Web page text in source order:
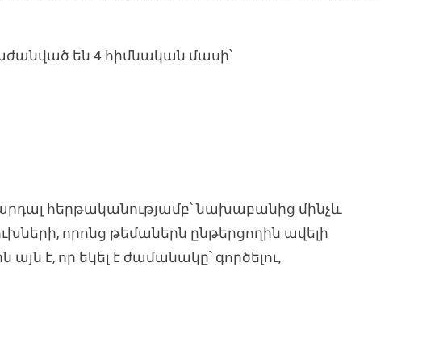
են 4 հիմնական մասի՝
հերթականությամբ՝ նախաբանից մինչև
որոնց թեմաներն ընթերցողին ավելի
է, որ եկել է ժամանակը՝ գործելու,